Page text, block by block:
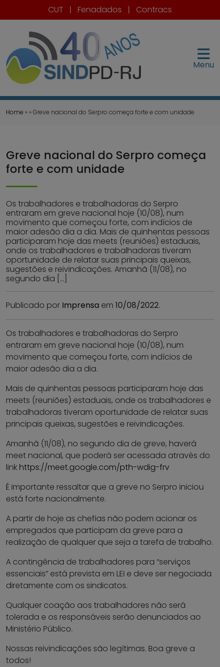
CUT | Fenadados | Contracs
Menu
Home » » Greve nacional do Serpro começa forte e com unidade
Greve nacional do Serpro começa
forte e com unidade
Os trabalhadores e trabalhadoras do Serpro
entraram em greve nacional hoje (10/08), num
movimento que começou forte, com indícios de
maior adesão dia a dia. Mais de quinhentas pessoas
participaram hoje das meets (reuniões) estaduais,
onde os trabalhadores e trabalhadoras tiveram
oportunidade de relatar suas principais queixas,
sugestões e reivindicações. Amanhã (11/08), no
segundo dia […]
Publicado por Imprensa em 10/08/2022.
Os trabalhadores e trabalhadoras do Serpro
entraram em greve nacional hoje (10/08), num
movimento que começou forte, com indícios de
maior adesão dia a dia.
Mais de quinhentas pessoas participaram hoje das
meets (reuniões) estaduais, onde os trabalhadores e
trabalhadoras tiveram oportunidade de relatar suas
principais queixas, sugestões e reivindicações.
Amanhã (11/08), no segundo dia de greve, haverá
meet nacional, que poderá ser acessada através do
link https://meet.google.com/pth-wdig-frv
É importante ressaltar que a greve no Serpro iniciou
está forte nacionalmente.
A partir de hoje as chefias não podem acionar os
empregados que participam da greve para a
realização de qualquer que seja a tarefa de trabalho.
A contingência de trabalhadores para “serviços
essenciais” está prevista em LEI e deve ser negociada
diretamente com os sindicatos.
Qualquer coação aos trabalhadores não será
tolerada e os responsáveis serão denunciados ao
Ministério Público.
Nossas reivindicações são legítimas. Boa greve a
todos!